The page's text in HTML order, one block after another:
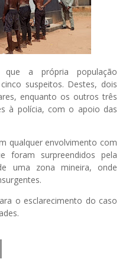
que a própria população
suspeitos. Destes, dois
enquanto os outros três
à polícia, com o apoio das
qualquer envolvimento com
foram surpreendidos pela
uma zona mineira, onde
o esclarecimento do caso